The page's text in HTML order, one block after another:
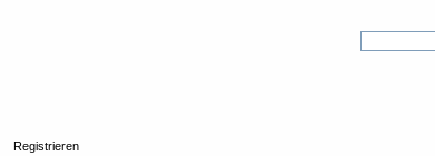
Registrieren